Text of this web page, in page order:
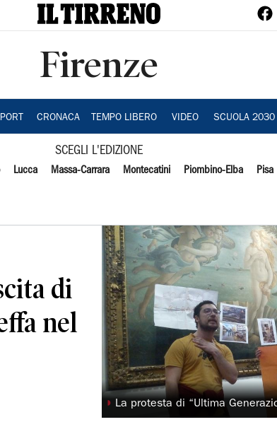
Firenze
CRONACA TEMPO LIBERO VIDEO SCUOLA 2030
SCEGLI L'EDIZIONE
Lucca Massa-Carrara Montecatini Piombino-Elba Pisa
di
nel
◗ La protesta di “Ultima